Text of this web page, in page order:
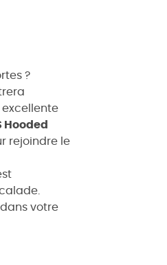
?
excellente
Hooded
rejoindre le
votre